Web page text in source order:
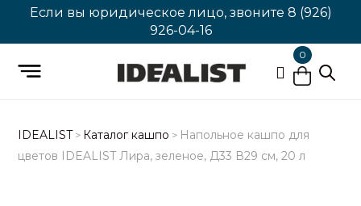
Если вы юридическое лицо, звоните 8 (926)
926-04-16
0
IDEALIST> Каталог кашпо > Напольное кашпо для
цветов IDEALIST Лира, зеленое, Д33 В29 см, 20 л